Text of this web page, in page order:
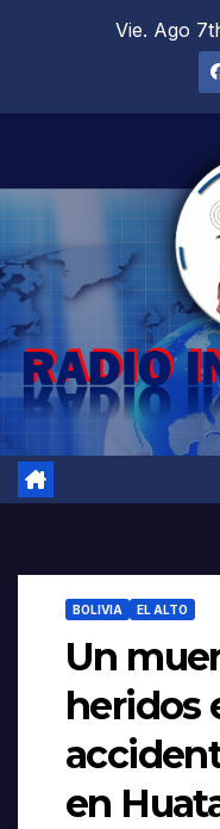
Vie. Ago
BOLIVIA EL ALTO
Un
heridos
en